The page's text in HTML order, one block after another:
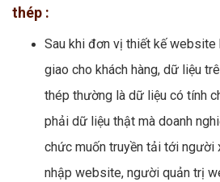
thép :
Sau khi đơn vị thiết kế
giao cho khách hàng, dữ liệu
thép thường là dữ liệu có tính
phải dữ liệu thật mà doanh
chức muốn truyền tải tới người
nhập website, người quản trị